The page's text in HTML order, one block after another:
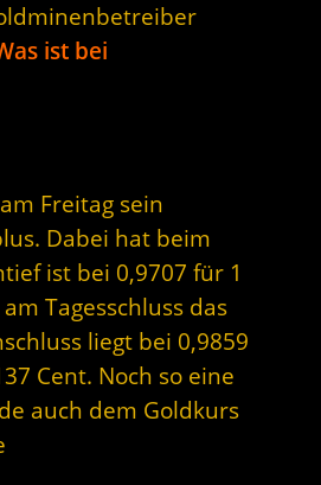
ist bei
Freitag sein
Dabei hat beim
ist bei 0,9707 für 1
Tagesschluss das
liegt bei 0,9859
Cent. Noch so eine
auch dem Goldkurs